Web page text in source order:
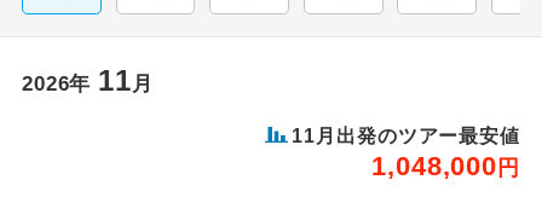
2026年 11月
11月出発のツアー最安値
1,048,000 円
高知龍馬空港
リクエスト受付 10,000円